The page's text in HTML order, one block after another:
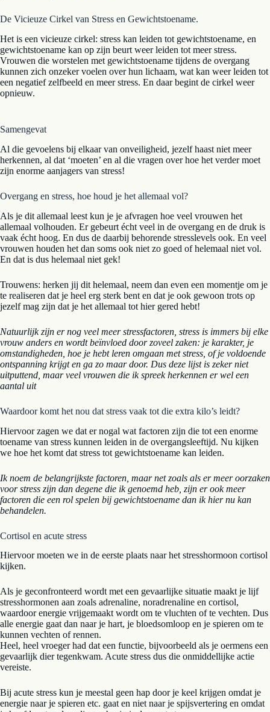
De Vicieuze Cirkel van Stress en Gewichtstoename.
Het is een vicieuze cirkel: stress kan leiden tot gewichtstoename, en
gewichtstoename kan op zijn beurt weer leiden tot meer stress.
Vrouwen die worstelen met gewichtstoename tijdens de overgang
kunnen zich onzeker voelen over hun lichaam, wat kan weer leiden tot
een negatief zelfbeeld en meer stress. En daar begint de cirkel weer
opnieuw.
Samengevat
Al die gevoelens bij elkaar van onveiligheid, jezelf haast niet meer
herkennen, al dat ‘moeten’ en al die vragen over hoe het verder moet
zijn enorme aanjagers van stress!
Overgang en stress, hoe houd je het allemaal vol?
Als je dit allemaal leest kun je je afvragen hoe veel vrouwen het
allemaal volhouden. Er gebeurt écht veel in de overgang en de druk is
vaak écht hoog. En dus de daarbij behorende stresslevels ook. En veel
vrouwen houden het dan soms ook niet zo goed of helemaal niet vol.
En dat is dus helemaal niet gek!
Trouwens: herken jij dit helemaal, neem dan even een momentje om je
te realiseren dat je heel erg sterk bent en dat je ook gewoon trots op
jezelf mag zijn dat je het allemaal tot hier gered hebt!
Natuurlijk zijn er nog veel meer stressfactoren, stress is immers bij elke
vrouw anders en wordt beïnvloed door zoveel zaken: je karakter, je
omstandigheden, hoe je hebt leren omgaan met stress, of je voldoende
ontspanning krijgt en ga zo maar door. Dus deze lijst is zeker niet
uitputtend, maar veel vrouwen die ik spreek herkennen er wel een
aantal uit
Waardoor komt het nou dat stress vaak tot die extra kilo’s leidt?
Hiervoor zagen we dat er nogal wat factoren zijn die tot een enorme
toename van stress kunnen leiden in de overgangsleeftijd. Nu kijken
we hoe het komt dat stress tot gewichtstoename kan leiden.
Ik noem de belangrijkste factoren, maar net zoals als er meer oorzaken
voor stress zijn dan degene die ik genoemd heb, zijn er ook meer
factoren die een rol spelen bij gewichtstoename dan ik hier nu kan
behandelen.
Cortisol en acute stress
Hiervoor moeten we in de eerste plaats naar het stresshormoon cortisol
kijken.
Als je geconfronteerd wordt met een gevaarlijke situatie maakt je lijf
stresshormonen aan zoals adrenaline, noradrenaline en cortisol,
waardoor energie vrijgemaakt wordt om te vluchten of te vechten. Dus
alle energie gaat dan naar je hart, je bloedsomloop en je spieren om te
kunnen vechten of rennen.
Heel, heel vroeger had dat een functie, bijvoorbeeld als je oermens een
gevaarlijk dier tegenkwam. Acute stress dus die onmiddellijke actie
vereiste.
Bij acute stress kun je meestal geen hap door je keel krijgen omdat je
energie naar je spieren etc. gaat en niet naar je spijsvertering en omdat